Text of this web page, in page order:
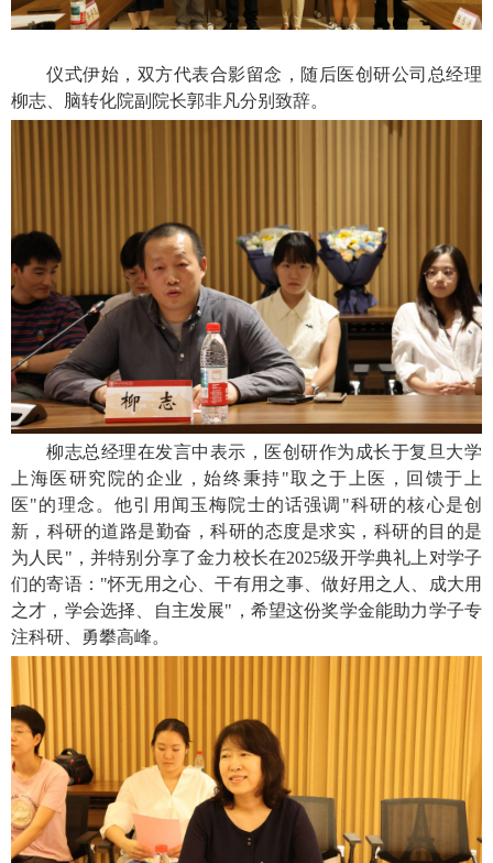
仪式伊始，双方代表合影留念，随后医创研公司总经理
柳志、脑转化院副院长郭非凡分别致辞。
柳志总经理在发言中表示，医创研作为成长于复旦大学
上海医研究院的企业，始终秉持"取之于上医，回馈于上
医"的理念。他引用闻玉梅院士的话强调"科研的核心是创
新，科研的道路是勤奋，科研的态度是求实，科研的目的是
为人民"，并特别分享了金力校长在2025级开学典礼上对学子
们的寄语："怀无用之心、干有用之事、做好用之人、成大用
之才，学会选择、自主发展"，希望这份奖学金能助力学子专
注科研、勇攀高峰。